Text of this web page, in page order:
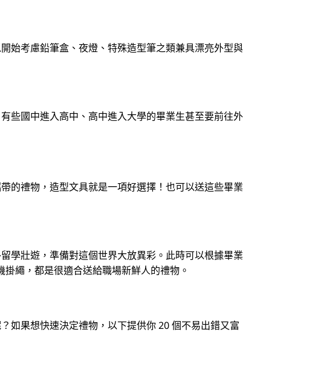
始考慮鉛筆盒、夜燈、特殊造型筆之類兼具漂亮外型與
些國中進入高中、高中進入大學的畢業生甚至要前往外
的禮物，造型文具就是一項好選擇！也可以送這些畢業
學壯遊，準備對這個世界大放異彩。此時可以根據畢業
繩，都是很適合送給職場新鮮人的禮物。
如果想快速決定禮物，以下提供你 20 個不易出錯又富